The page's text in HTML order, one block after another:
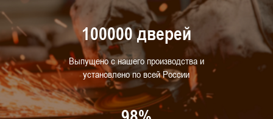
100000 дверей
Выпущено с нашего производства и
установлено по всей России